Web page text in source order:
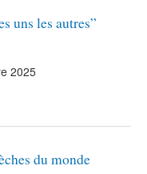
uns les autres”
2025
du monde